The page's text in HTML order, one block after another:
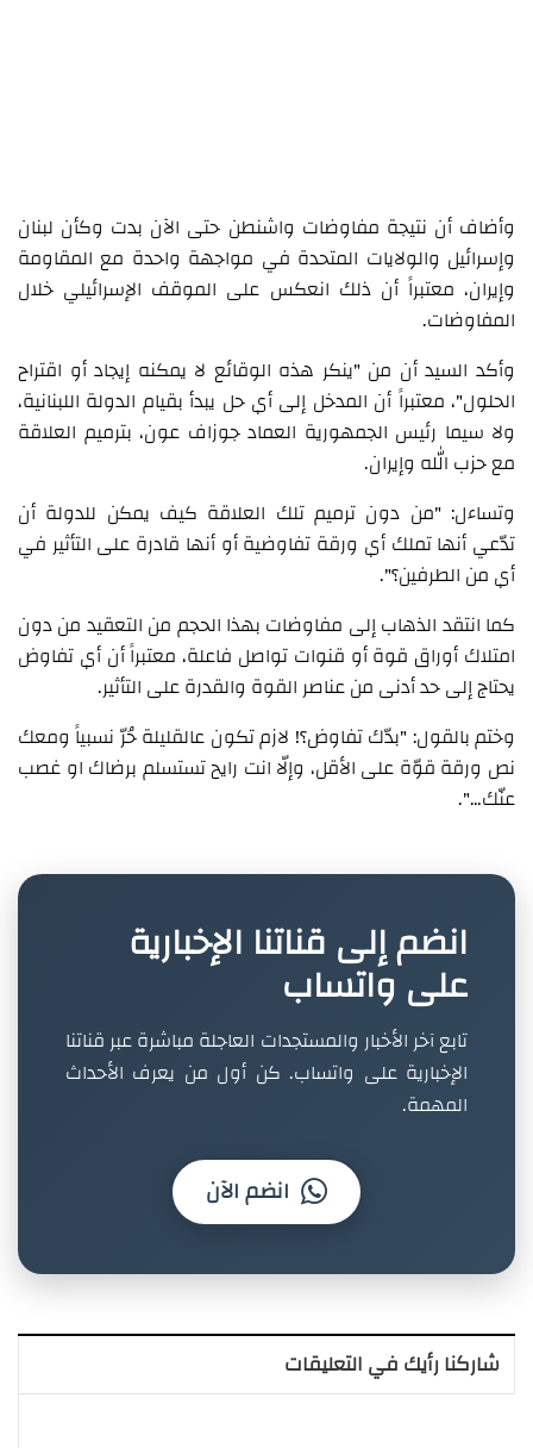
وأضاف أن نتيجة مفاوضات واشنطن حتى الآن بدت وكأن لبنان
وإسرائيل والولايات المتحدة في مواجهة واحدة مع المقاومة
وإيران، معتبراً أن ذلك انعكس على الموقف الإسرائيلي خلال
المفاوضات.
وأكد السيد أن من "ينكر هذه الوقائع لا يمكنه إيجاد أو اقتراح
الحلول"، معتبراً أن المدخل إلى أي حل يبدأ بقيام الدولة اللبنانية،
ولا سيما رئيس الجمهورية العماد جوزاف عون، بترميم العلاقة
مع حزب الله وإيران.
وتساءل: "من دون ترميم تلك العلاقة كيف يمكن للدولة أن
تدّعي أنها تملك أي ورقة تفاوضية أو أنها قادرة على التأثير في
أي من الطرفين؟".
كما انتقد الذهاب إلى مفاوضات بهذا الحجم من التعقيد من دون
امتلاك أوراق قوة أو قنوات تواصل فاعلة، معتبراً أن أي تفاوض
يحتاج إلى حد أدنى من عناصر القوة والقدرة على التأثير.
وختم بالقول: "بدّك تفاوض؟! لازم تكون عالقليلة حُرّ نسبياً ومعك
نص ورقة قوّة على الأقل، وإلّا انت رايح تستسلم برضاك او غصب
عنّك…".
انضم إلى قناتنا الإخبارية
على واتساب
تابع آخر الأخبار والمستجدات العاجلة مباشرة عبر قناتنا
الإخبارية على واتساب. كن أول من يعرف الأحداث
المهمة.
انضم الآن
شاركنا رأيك في التعليقات